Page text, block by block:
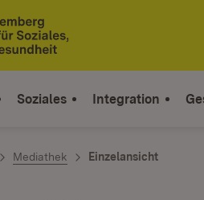
Soziales Integration
Mediathek Einzelansicht